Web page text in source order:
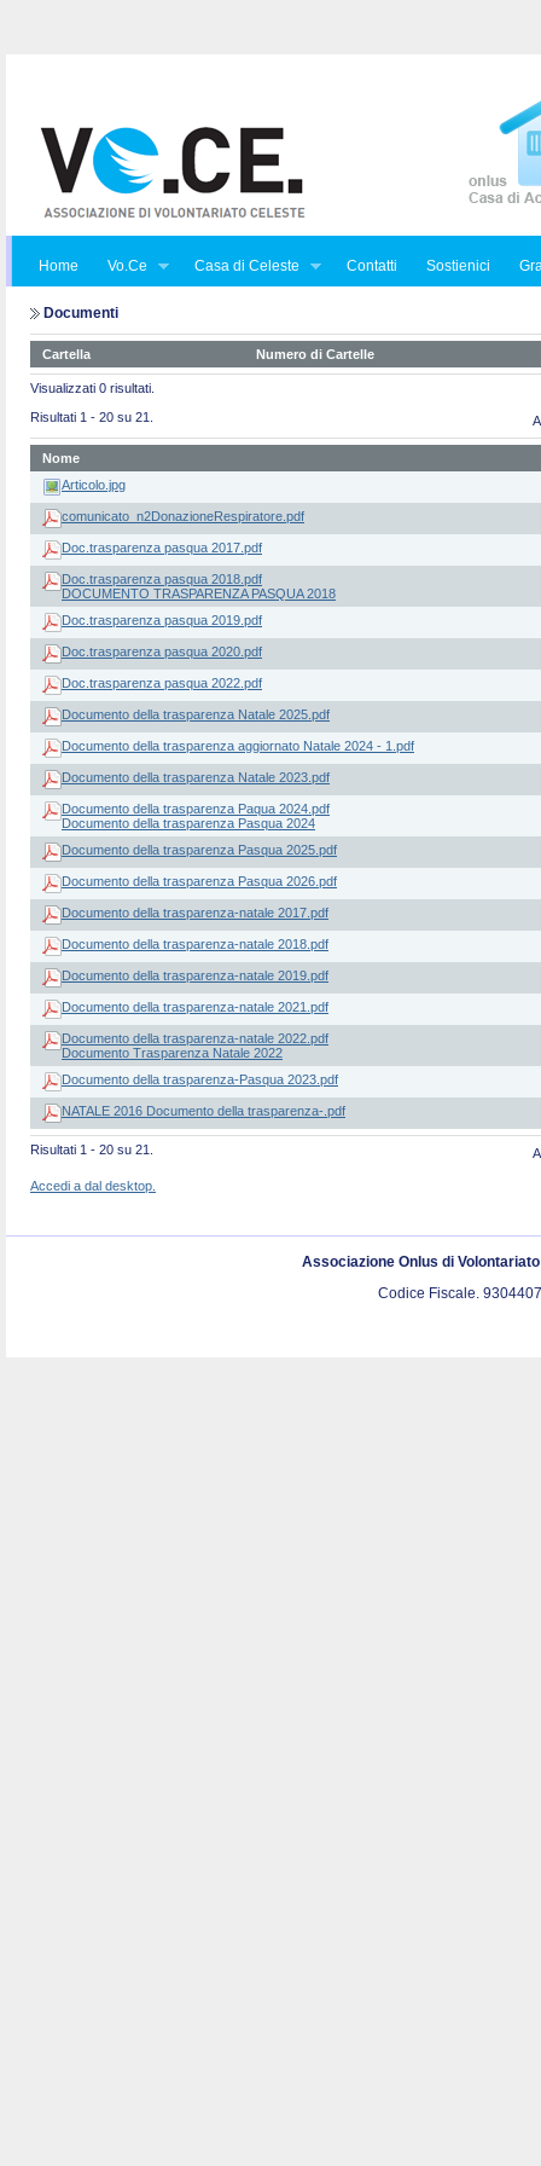
Home Vo.Ce Casa di Celeste Contatti Sostienici
Documenti
Cartella Numero di Cartelle
Visualizzati 0 risultati.
Risultati 1 - 20 su 21.
Nome
Articolo.jpg
comunicato_n2DonazioneRespiratore.pdf
Doc.trasparenza pasqua 2017.pdf
Doc.trasparenza pasqua 2018.pdf
DOCUMENTO TRASPARENZA PASQUA 2018
Doc.trasparenza pasqua 2019.pdf
Doc.trasparenza pasqua 2020.pdf
Doc.trasparenza pasqua 2022.pdf
Documento della trasparenza Natale 2025.pdf
Documento della trasparenza aggiornato Natale 2024 - 1.pdf
Documento della trasparenza Natale 2023.pdf
Documento della trasparenza Paqua 2024.pdf
Documento della trasparenza Pasqua 2024
Documento della trasparenza Pasqua 2025.pdf
Documento della trasparenza Pasqua 2026.pdf
Documento della trasparenza-natale 2017.pdf
Documento della trasparenza-natale 2018.pdf
Documento della trasparenza-natale 2019.pdf
Documento della trasparenza-natale 2021.pdf
Documento della trasparenza-natale 2022.pdf
Documento Trasparenza Natale 2022
Documento della trasparenza-Pasqua 2023.pdf
NATALE 2016 Documento della trasparenza-.pdf
Risultati 1 - 20 su 21.
Accedi a dal desktop.
Associazione Onlus di
Codice Fiscale.